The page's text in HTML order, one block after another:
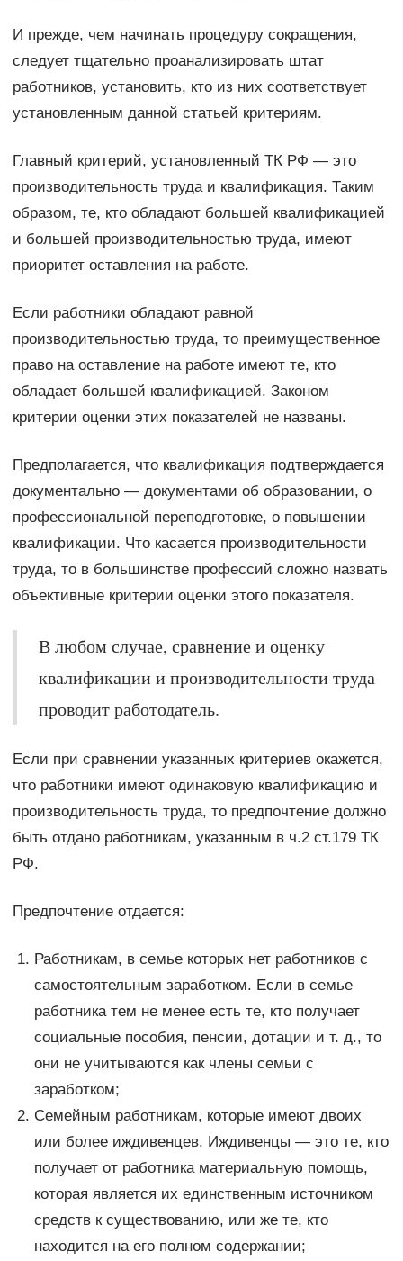
И прежде, чем начинать процедуру сокращения,
следует тщательно проанализировать штат
работников, установить, кто из них соответствует
установленным данной статьей критериям.
Главный критерий, установленный ТК РФ — это
производительность труда и квалификация. Таким
образом, те, кто обладают большей квалификацией
и большей производительностью труда, имеют
приоритет оставления на работе.
Если работники обладают равной
производительностью труда, то преимущественное
право на оставление на работе имеют те, кто
обладает большей квалификацией. Законом
критерии оценки этих показателей не названы.
Предполагается, что квалификация подтверждается
документально — документами об образовании, о
профессиональной переподготовке, о повышении
квалификации. Что касается производительности
труда, то в большинстве профессий сложно назвать
объективные критерии оценки этого показателя.
В любом случае, сравнение и оценку
квалификации и производительности труда
проводит работодатель.
Если при сравнении указанных критериев окажется,
что работники имеют одинаковую квалификацию и
производительность труда, то предпочтение должно
быть отдано работникам, указанным в ч.2 ст.179 ТК
РФ.
Предпочтение отдается:
Работникам, в семье которых нет работников с
самостоятельным заработком. Если в семье
работника тем не менее есть те, кто получает
социальные пособия, пенсии, дотации и т. д., то
они не учитываются как члены семьи с
заработком;
Семейным работникам, которые имеют двоих
или более иждивенцев. Иждивенцы — это те, кто
получает от работника материальную помощь,
которая является их единственным источником
средств к существованию, или же те, кто
находится на его полном содержании;